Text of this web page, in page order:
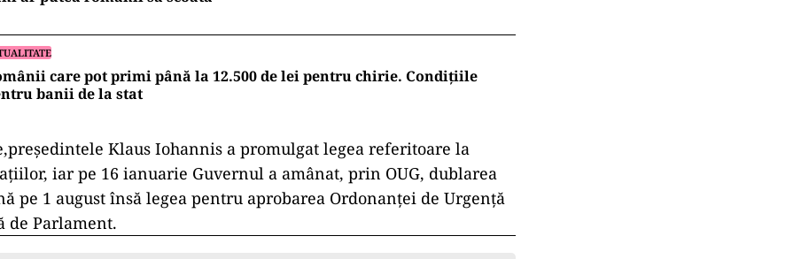
care pot primi până la 12.500 de lei pentru chirie. Condițiile
banii de la stat
Klaus Iohannis a promulgat legea referitoare la
iar pe 16 ianuarie Guvernul a amânat, prin OUG, dublarea
pe 1 august însă legea pentru aprobarea Ordonanţei de Urgenţă
de Parlament.